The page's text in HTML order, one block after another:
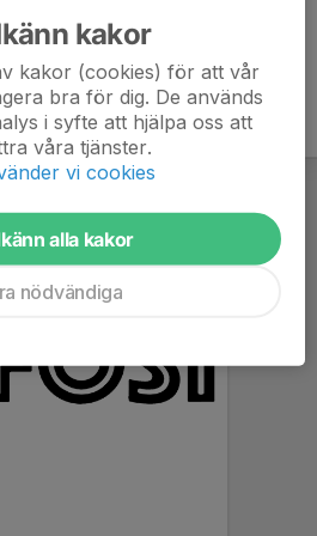
kakor
kakor (cookies) för att vår
bra för dig. De används
i syfte att hjälpa oss att
våra tjänster.
vi cookies
alla kakor
nödvändiga